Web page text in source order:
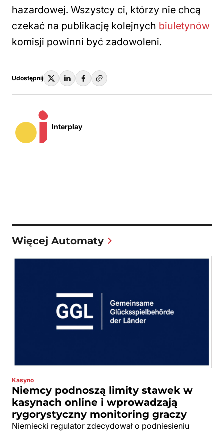
hazardowej. Wszystcy ci, którzy nie chcą
czekać na publikację kolejnych biuletynów
komisji powinni być zadowoleni.
Udostępnij
Interplay
Więcej Automaty
Kasyno
Niemcy podnoszą limity stawek w
kasynach online i wprowadzają
rygorystyczny monitoring graczy
Niemiecki regulator zdecydował o podniesieniu